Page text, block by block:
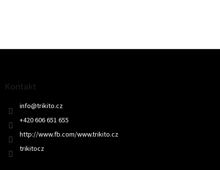
Kontakt
info@trikito.cz
+420 606 651 655
http://www.fb.com/www.trikito.cz
trikitocz